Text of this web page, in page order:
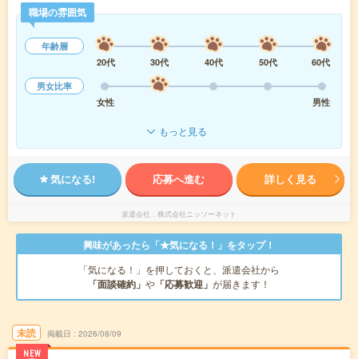
職場の雰囲気
年齢層
20代
30代 40代 50代
60代
男女比率
女性
男性
もっと見る
気になる! 応募へ進む 詳しく見る
派遣会社 株式会社ニッソーネット
興味があったら「★気になる！」をタップ！
「気になる！」を押しておくと、派遣会社から
「面談確約」 や 「応募歓迎」 が届きます！
未読
NEW
掲載日 2026/08/09